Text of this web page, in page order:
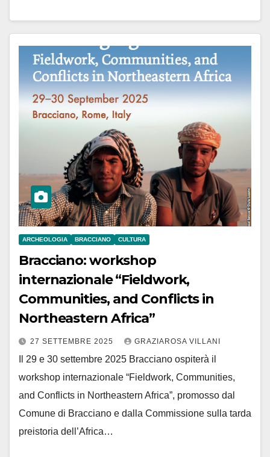
ARCHEOLOGIA BRACCIANO CULTURA
Bracciano: workshop
internazionale “Fieldwork,
Communities, and Conflicts in
Northeastern Africa”
27 SETTEMBRE 2025 GRAZIAROSA VILLANI
Il 29 e 30 settembre 2025 Bracciano ospiterà il
workshop internazionale “Fieldwork, Communities,
and Conflicts in Northeastern Africa”, promosso dal
Comune di Bracciano e dalla Commissione sulla tarda
preistoria dell’Africa…